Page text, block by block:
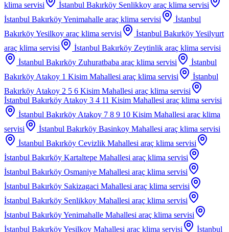
klima servisi
İstanbul Bakırköy Senlikkoy araç klima servisi
İstanbul Bakırköy Yenimahalle araç klima servisi
İstanbul
Bakırköy Yesilkoy araç klima servisi
İstanbul Bakırköy Yesilyurt
araç klima servisi
İstanbul Bakırköy Zeytinlik araç klima servisi
İstanbul Bakırköy Zuhuratbaba araç klima servisi
İstanbul
Bakırköy Atakoy 1 Kisim Mahallesi araç klima servisi
İstanbul
Bakırköy Atakoy 2 5 6 Kisim Mahallesi araç klima servisi
İstanbul Bakırköy Atakoy 3 4 11 Kisim Mahallesi araç klima servisi
İstanbul Bakırköy Atakoy 7 8 9 10 Kisim Mahallesi araç klima
servisi
İstanbul Bakırköy Basinkoy Mahallesi araç klima servisi
İstanbul Bakırköy Cevizlik Mahallesi araç klima servisi
İstanbul Bakırköy Kartaltepe Mahallesi araç klima servisi
İstanbul Bakırköy Osmaniye Mahallesi araç klima servisi
İstanbul Bakırköy Sakizagaci Mahallesi araç klima servisi
İstanbul Bakırköy Senlikkoy Mahallesi araç klima servisi
İstanbul Bakırköy Yenimahalle Mahallesi araç klima servisi
İstanbul Bakırköy Yesilkoy Mahallesi araç klima servisi
İstanbul